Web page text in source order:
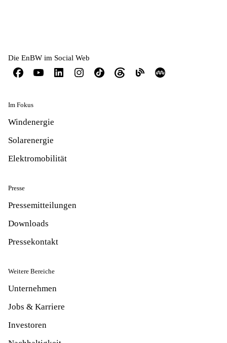
Die EnBW im Social Web
Im Fokus
Windenergie
Solarenergie
Elektromobilität
Presse
Pressemitteilungen
Downloads
Pressekontakt
Weitere Bereiche
Unternehmen
Jobs & Karriere
Investoren